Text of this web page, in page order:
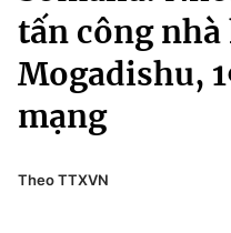
Chính trị
Xã hội
Thể thao
Truyền hình
Văn hóa - Giải trí
Y tế
Đời sống
Giáo dục
tấn công nhà
Mogadishu,
mạng
Theo TTXVN